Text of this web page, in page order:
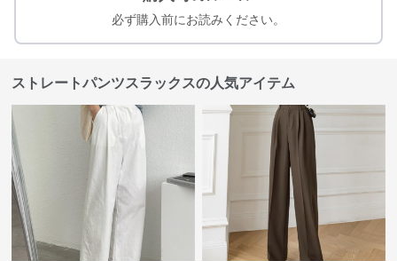
必ず購入前にお読みください。
ストレートパンツスラックスの人気アイテム